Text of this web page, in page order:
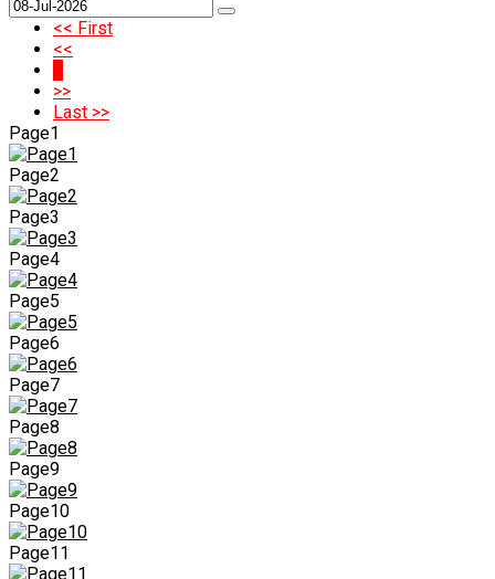
<< First
<<
>>
Last >>
Page1
Page2
Page3
Page4
Page5
Page6
Page7
Page8
Page9
Page10
Page11